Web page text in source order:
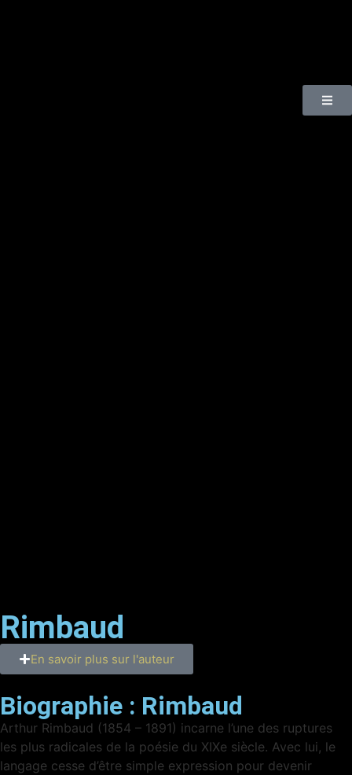
Rimbaud
En savoir plus sur l'auteur
Biographie : Rimbaud
Arthur Rimbaud (1854 – 1891) incarne l’une des ruptures
les plus radicales de la poésie du XIXe siècle. Avec lui, le
langage cesse d’être simple expression pour devenir